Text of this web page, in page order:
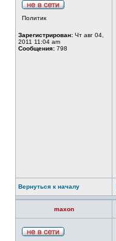
Политик
Зарегистрирован: Чт авг 04,
2011 11:04 am
Сообщения: 798
Вернуться к началу
maxon